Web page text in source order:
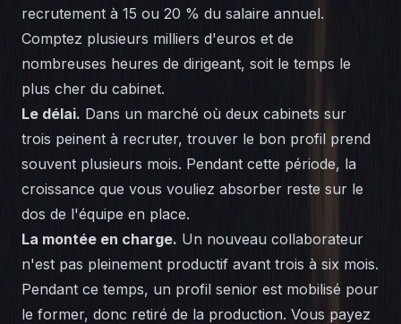
recrutement à 15 ou 20 % du salaire annuel.
Comptez plusieurs milliers d'euros et de
nombreuses heures de dirigeant, soit le temps le
plus cher du cabinet.
Le délai. Dans un marché où deux cabinets sur
trois peinent à recruter, trouver le bon profil prend
souvent plusieurs mois. Pendant cette période, la
croissance que vous vouliez absorber reste sur le
dos de l'équipe en place.
La montée en charge. Un nouveau collaborateur
n'est pas pleinement productif avant trois à six mois.
Pendant ce temps, un profil senior est mobilisé pour
le former, donc retiré de la production. Vous payez